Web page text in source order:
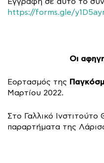
https://forms.gle/
Οι
Εορτασμός της
Μαρτίου 2022.
Στο Γαλλικό
παραρτήματα της